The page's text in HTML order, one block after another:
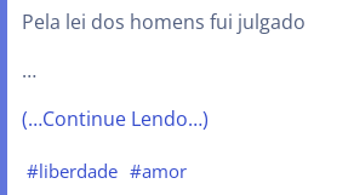
Pela lei dos homens fui julgado
…
(…Continue Lendo…)
#liberdade #amor